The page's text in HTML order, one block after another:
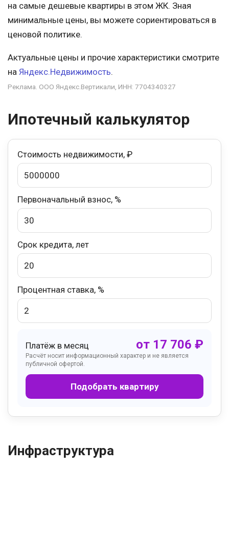
на самые дешевые квартиры в этом ЖК. Зная
минимальные цены, вы можете сориентироваться в
ценовой политике.
Актуальные цены и прочие характеристики смотрите
на Яндекс.Недвижимость.
Реклама. ООО Яндекс.Вертикали, ИНН: 7704340327
Ипотечный калькулятор
Стоимость недвижимости, ₽
Первоначальный взнос, %
Срок кредита, лет
Процентная ставка, %
Платёж в месяц от 17 706 ₽
Расчёт носит информационный характер и не является
публичной офертой.
Подобрать квартиру
Инфраструктура